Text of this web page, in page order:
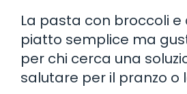
La pasta con broccoli e
piatto semplice ma
per chi cerca una
salutare per il pranzo o